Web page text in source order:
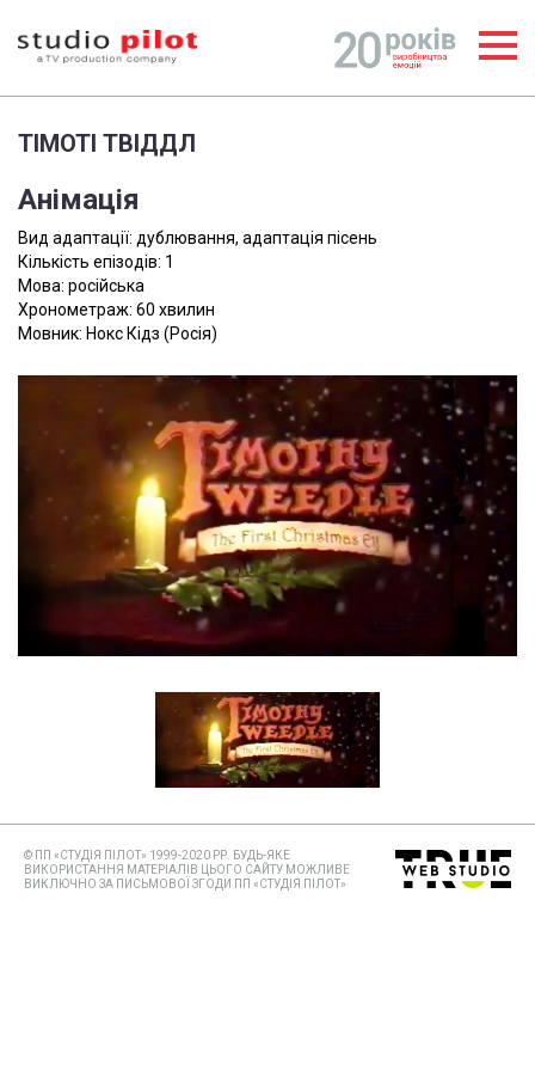
ТІМОТІ ТВІДДЛ
Анімація
Вид адаптації: дублювання, адаптація пісень
Кількість епізодів: 1
Мова: російська
Хронометраж: 60 хвилин
Мовник: Нокс Кідз (Росія)
© ПП «СТУДІЯ ПІЛОТ» 1999-2020 РР. БУДЬ-ЯКЕ
ВИКОРИСТАННЯ МАТЕРІАЛІВ ЦЬОГО САЙТУ МОЖЛИВЕ
ВИКЛЮЧНО ЗА ПИСЬМОВОЇ ЗГОДИ ПП «СТУДІЯ ПІЛОТ»